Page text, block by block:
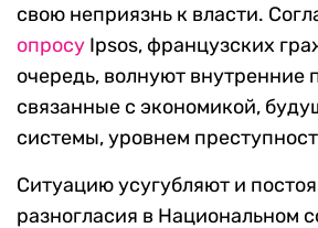
свою неприязнь к власти.
опросу Ipsos, французских
очередь, волнуют внутренние
связанные с экономикой,
системы, уровнем
Ситуацию усугубляют и
разногласия в Национальном